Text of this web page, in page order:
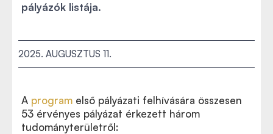
pályázók listája.
2025. AUGUSZTUS 11.
A program első pályázati felhívására összesen
53 érvényes pályázat érkezett három
tudományterületről: